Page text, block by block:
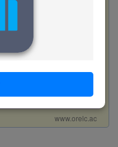
www.orelc.ac